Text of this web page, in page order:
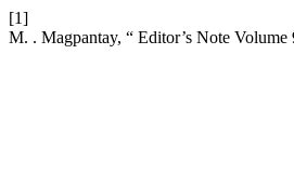
[1]
M. . Magpantay, “ Editor’s Note Volume